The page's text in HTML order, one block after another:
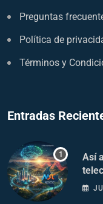
Preguntas
Política de
Términos y
Entradas
Así